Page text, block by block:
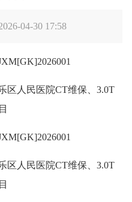
04-30 17:58
区人民医院CT维保、3.0T
区人民医院CT维保、3.0T